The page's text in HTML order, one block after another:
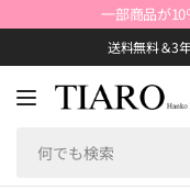
一部商品が10
送料無料＆3